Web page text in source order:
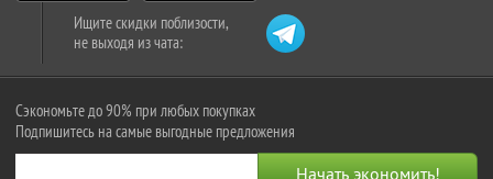
Ищите скидки поблизости,
не выходя из чата:
Сэкономьте до 90% при любых покупках
Подпишитесь на самые выгодные предложения